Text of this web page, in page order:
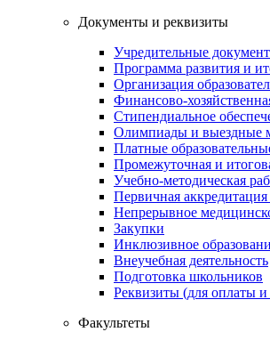
Документы и реквизиты
Учредительные
Программа развития и
Организация
Финансово-
Стипендиальное
Олимпиады и выездные
Платные
Промежуточная и
Учебно-методическая
Первичная
Непрерывное
Закупки
Инклюзивное
Внеучебная деятельность
Подготовка школьников
Реквизиты (для оплаты
Факультеты